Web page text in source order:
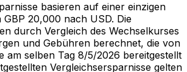
basieren auf einer einzigen
20,000 nach USD. Die
durch Vergleich des Wechselkurses
und Gebühren berechnet, die von
am selben Tag 8/5/2026 bereitgestellt
Vergleichsersparnisse gelten